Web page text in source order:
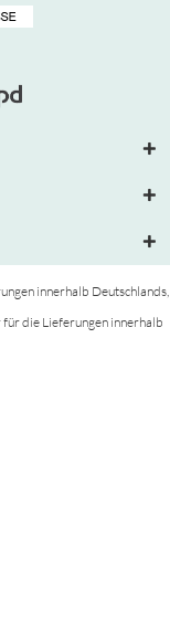
innerhalb Deutschlands,
die Lieferungen innerhalb